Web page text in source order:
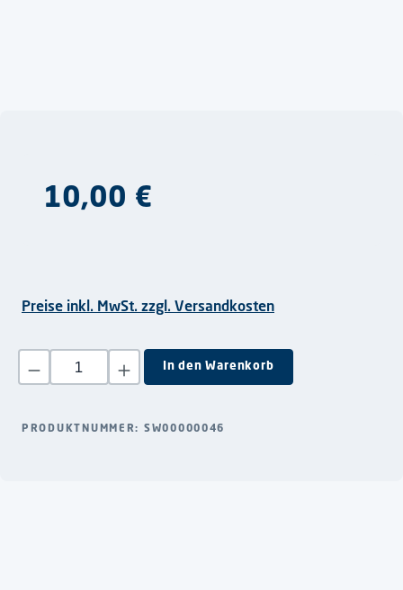
Regulärer Preis:
10,00 €
Preise inkl. MwSt. zzgl. Versandkosten
Produkt Anzahl: Gib den gewünschten Wert ein oder benutze
In den Warenkorb
PRODUKTNUMMER: SW00000046